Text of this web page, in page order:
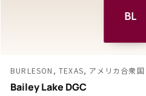
BL
BURLESON, TEXAS, アメリカ合衆国
Bailey Lake DGC